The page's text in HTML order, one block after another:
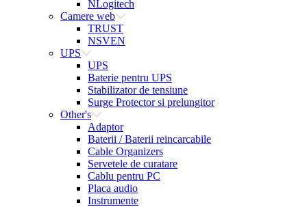
NLogitech
Camere web
TRUST
NSVEN
UPS
UPS
Baterie pentru UPS
Stabilizator de tensiune
Surge Protector si prelungitor
Other's
Adaptor
Baterii / Baterii reincarcabile
Cable Organizers
Servetele de curatare
Cablu pentru PC
Placa audio
Instrumente